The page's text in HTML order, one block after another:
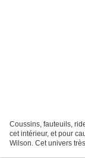
Coussins, fauteuils,
cet intérieur, et pour
Wilson. Cet univers